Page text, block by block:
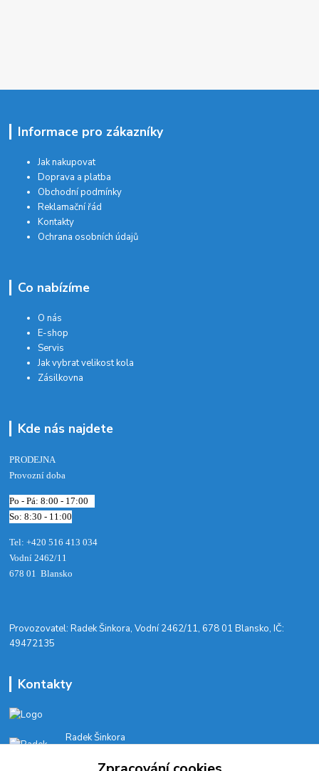
Informace pro zákazníky
Jak nakupovat
Doprava a platba
Obchodní podmínky
Reklamační řád
Kontakty
Ochrana osobních údajů
Co nabízíme
O nás
E-shop
Servis
Jak vybrat velikost kola
Zásilkovna
Kde nás najdete
PRODEJNA
Provozní doba
Po - Pá: 8:00 - 17:00
So: 8:30 - 11:00
Tel: +420 516 413 034‬
Vodní 2462/11
678 01 Blansko
​Provozovatel: Radek Šinkora, Vodní 2462/11, 678 01 Blansko, IČ:
49472135
Kontakty
Radek Šinkora
E-SHOP: Po-Pá, 8-17 hod.